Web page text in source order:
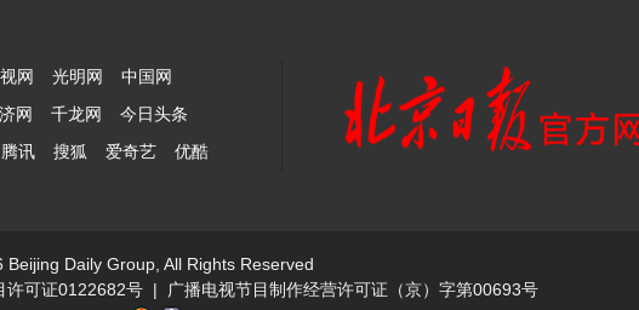
网 光明网
中国网
网 千龙网
今日头条
腾讯 搜狐 爱奇艺 优酷
Daily Group, All Rights Reserved
许可证0122682号 |
广播电视节目制作经营许可证（京）字第00693号